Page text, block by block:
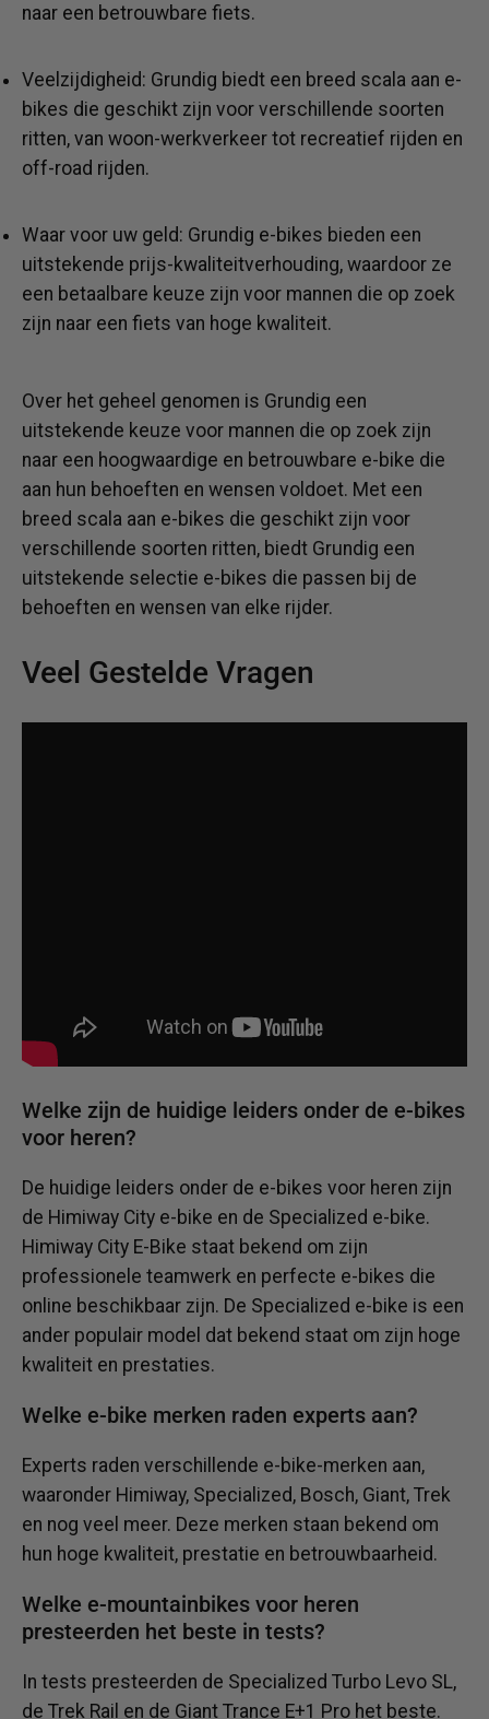
naar een betrouwbare fiets.
Veelzijdigheid: Grundig biedt een breed scala aan e-
bikes die geschikt zijn voor verschillende soorten
ritten, van woon-werkverkeer tot recreatief rijden en
off-road rijden.
Waar voor uw geld: Grundig e-bikes bieden een
uitstekende prijs-kwaliteitverhouding, waardoor ze
een betaalbare keuze zijn voor mannen die op zoek
zijn naar een fiets van hoge kwaliteit.
Over het geheel genomen is Grundig een
uitstekende keuze voor mannen die op zoek zijn
naar een hoogwaardige en betrouwbare e-bike die
aan hun behoeften en wensen voldoet. Met een
breed scala aan e-bikes die geschikt zijn voor
verschillende soorten ritten, biedt Grundig een
uitstekende selectie e-bikes die passen bij de
behoeften en wensen van elke rijder.
Veel Gestelde Vragen
Welke zijn de huidige leiders onder de e-bikes
voor heren?
De huidige leiders onder de e-bikes voor heren zijn
de Himiway City e-bike en de Specialized e-bike.
Himiway City E-Bike staat bekend om zijn
professionele teamwerk en perfecte e-bikes die
online beschikbaar zijn. De Specialized e-bike is een
ander populair model dat bekend staat om zijn hoge
kwaliteit en prestaties.
Welke e-bike merken raden experts aan?
Experts raden verschillende e-bike-merken aan,
waaronder Himiway, Specialized, Bosch, Giant, Trek
en nog veel meer. Deze merken staan ​​bekend om
hun hoge kwaliteit, prestatie en betrouwbaarheid.
Welke e-mountainbikes voor heren
presteerden het beste in tests?
In tests presteerden de Specialized Turbo Levo SL,
de Trek Rail en de Giant Trance E+1 Pro het beste.